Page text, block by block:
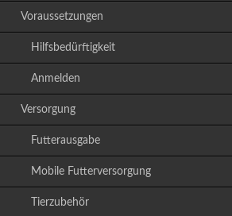
Voraussetzungen
Hilfsbedürftigkeit
Anmelden
Versorgung
Futterausgabe
Mobile Futterversorgung
Tierzubehör